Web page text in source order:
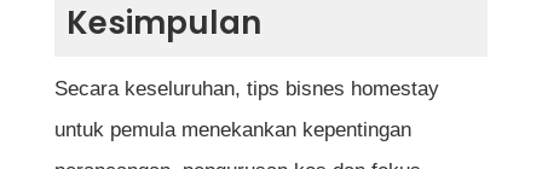
Kesimpulan
Secara keseluruhan, tips bisnes homestay
untuk pemula menekankan kepentingan